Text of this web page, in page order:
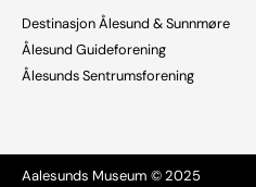
Destinasjon Ålesund & Sunnmøre
Ålesund Guideforening
Ålesunds Sentrumsforening
Aalesunds Museum © 2025